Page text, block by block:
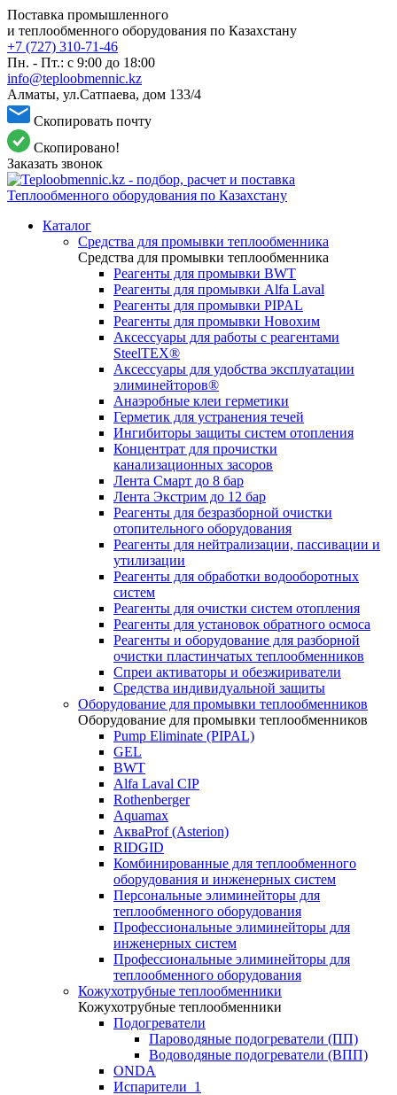
Поставка промышленного
и теплообменного оборудования по Казахстану
+7 (727) 310-71-46
Пн. - Пт.: с 9:00 до 18:00
info@teploobmennic.kz
Алматы, ул.Сатпаева, дом 133/4
Скопировать почту
Скопировано!
Заказать звонок
Каталог
Средства для промывки теплообменника
Средства для промывки теплообменника
Реагенты для промывки BWT
Реагенты для промывки Alfa Laval
Реагенты для промывки PIPAL
Реагенты для промывки Новохим
Аксессуары для работы с реагентами
SteelTEX®
Аксессуары для удобства эксплуатации
элиминейторов®
Анаэробные клеи герметики
Герметик для устранения течей
Ингибиторы защиты систем отопления
Концентрат для прочистки
канализационных засоров
Лента Смарт до 8 бар
Лента Экстрим до 12 бар
Реагенты для безразборной очистки
отопительного оборудования
Реагенты для нейтрализации, пассивации и
утилизации
Реагенты для обработки водооборотных
систем
Реагенты для очистки систем отопления
Реагенты для установок обратного осмоса
Реагенты и оборудование для разборной
очистки пластинчатых теплообменников
Спреи активаторы и обезжириватели
Средства индивидуальной защиты
Оборудование для промывки теплообменников
Оборудование для промывки теплообменников
Pump Eliminate (PIPAL)
GEL
BWT
Alfa Laval CIP
Rothenberger
Aquamax
АкваProf (Asterion)
RIDGID
Комбинированные для теплообменного
оборудования и инженерных систем
Персональные элиминейторы для
теплообменного оборудования
Профессиональные элиминейторы для
инженерных систем
Профессиональные элиминейторы для
теплообменного оборудования
Кожухотрубные теплообменники
Кожухотрубные теплообменники
Подогреватели
Пароводяные подогреватели (ПП)
Водоводяные подогреватели (ВПП)
ONDA
Испарители_1